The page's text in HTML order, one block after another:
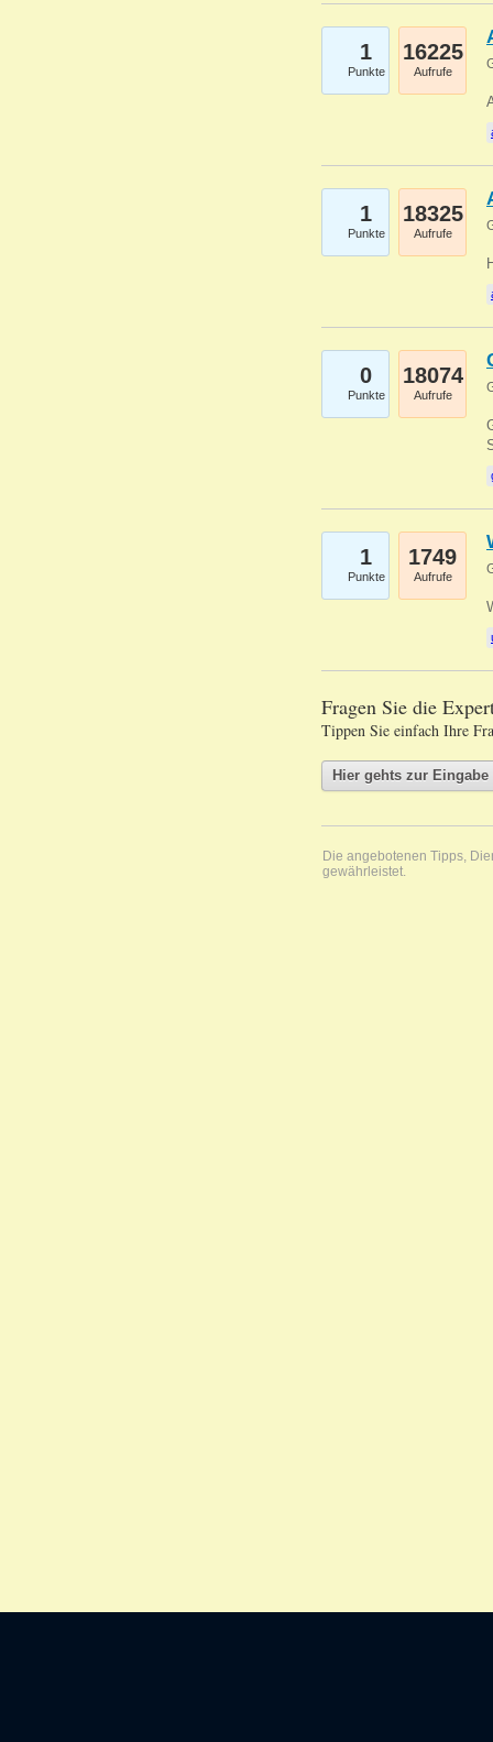
1
Punkte
16225
Aufrufe
1
Punkte
18325
Aufrufe
0
Punkte
18074
Aufrufe
1
Punkte
1749
Aufrufe
Fragen Sie die
Tippen Sie einfach Ihre
Die angebotenen Tipps,
gewährleistet.